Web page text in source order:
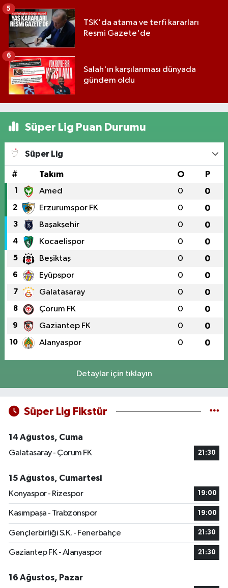
TSK'da atama ve terfi kararları
Resmi Gazete'de
5
Salah'ın karşılanması dünyada
gündem oldu
6
Süper Lig Puan Durumu
Süper Lig
# Takım O P
1 Amed 0 0
2 Erzurumspor FK 0 0
3 Başakşehir 0 0
4 Kocaelispor 0 0
5 Beşiktaş 0 0
6 Eyüpspor 0 0
7 Galatasaray 0 0
8 Çorum FK 0 0
9 Gaziantep FK 0 0
10 Alanyaspor 0 0
Detaylar için tıklayın
Süper Lig Fikstür
14 Ağustos, Cuma
Galatasaray - Çorum FK
21:30
15 Ağustos, Cumartesi
Konyaspor - Rizespor
19:00
Kasımpaşa - Trabzonspor 19:00
Gençlerbirliği S.K. - Fenerbahçe 21:30
Gaziantep FK - Alanyaspor 21:30
16 Ağustos, Pazar